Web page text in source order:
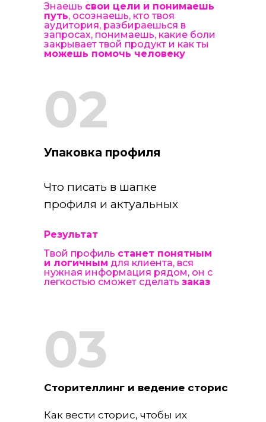
Знаешь свои цели и понимаешь
путь, осознаешь, кто твоя
аудитория, разбираешься в
запросах, понимаешь, какие боли
закрывает твой продукт и как ты
можешь помочь человеку
02
Упаковка профиля
Что писать в шапке
профиля и актуальных
Результат
Твой профиль станет понятным
и логичным для клиента, вся
нужная информация рядом, он с
легкостью сможет сделать заказ
03
Сторителлинг и ведение сторис
Как вести сторис, чтобы их